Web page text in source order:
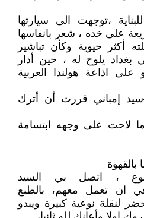
،توجهت الى سيارتها
على خده ، شعر بانفاسها
أكثر حيوية وكأن تباشير
يلوح له ، حين أدار
على اذاعة هولندا العربية
إمباني قررت أن أترك
لاحت على وجهه ابتسامة
بالقهوة
، اتصل بي السيد
ان تعمل معهم، بالطبع
لنقلة نوعية كبيرة ويبدو